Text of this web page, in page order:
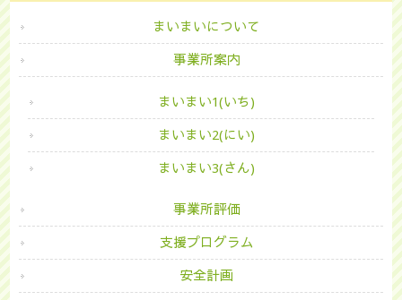
まいまいについて
事業所案内
まいまい1(いち)
まいまい2(にい)
まいまい3(さん)
事業所評価
支援プログラム
安全計画